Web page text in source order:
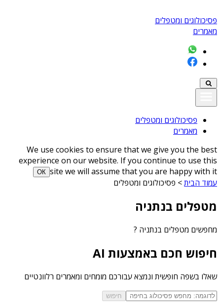
פסיכולוגים ומטפלים
מאמרים
פסיכולוגים ומטפלים
מאמרים
We use cookies to ensure that we give you the best
experience on our website. If you continue to use this
site we will assume that you are happy with it
ОК
עמוד הבית> פסיכולוגים ומטפלים
מטפלים בנתניה
מחפשים מטפלים בנתניה ?
חיפוש חכם באמצעות AI
שאלו בשפה חופשית ונמצא עבורכם מומחים ומאמרים רלוונטיים
חיפוש